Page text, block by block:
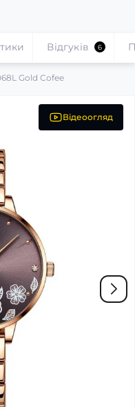
Gold Cofee
Відгуків 6
Відеоогляд